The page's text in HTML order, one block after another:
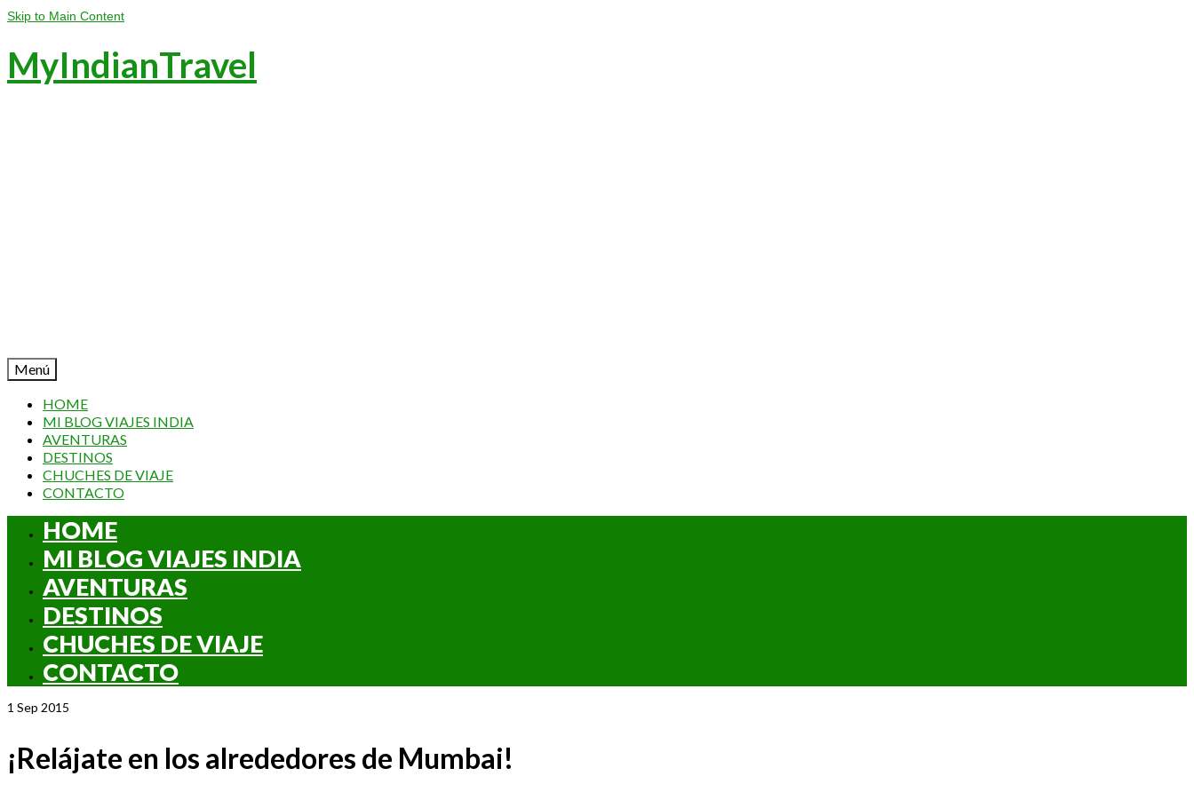
Skip to Main Content
MyIndianTravel
Menú
HOME
MI BLOG VIAJES INDIA
AVENTURAS
DESTINOS
CHUCHES DE VIAJE
CONTACTO
HOME
MI BLOG VIAJES INDIA
AVENTURAS
DESTINOS
CHUCHES DE VIAJE
CONTACTO
1 Sep 2015
¡Relájate en los alrededores de Mumbai!